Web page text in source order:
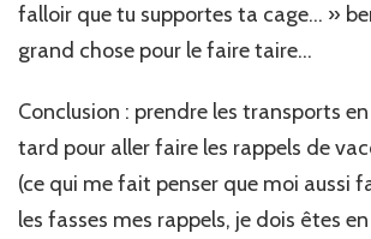
falloir que tu supportes ta cage… »
grand chose pour le faire taire…
Conclusion : prendre les transports
tard pour aller faire les rappels de
(ce qui me fait penser que moi aussi
les fasses mes rappels, je dois êtes